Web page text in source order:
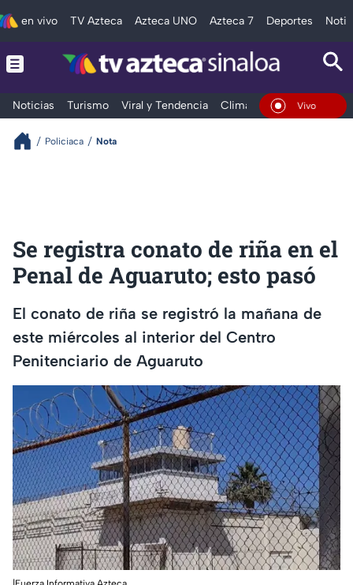
en vivo TV Azteca Azteca UNO Azteca 7 Deportes
Noticias Turismo Viral y Tendencia Clima Deportes
En Vivo
Policiaca Nota
Se registra conato de riña en el
Penal de Aguaruto; esto pasó
El conato de riña se registró la mañana de
este miércoles al interior del Centro
Penitenciario de Aguaruto